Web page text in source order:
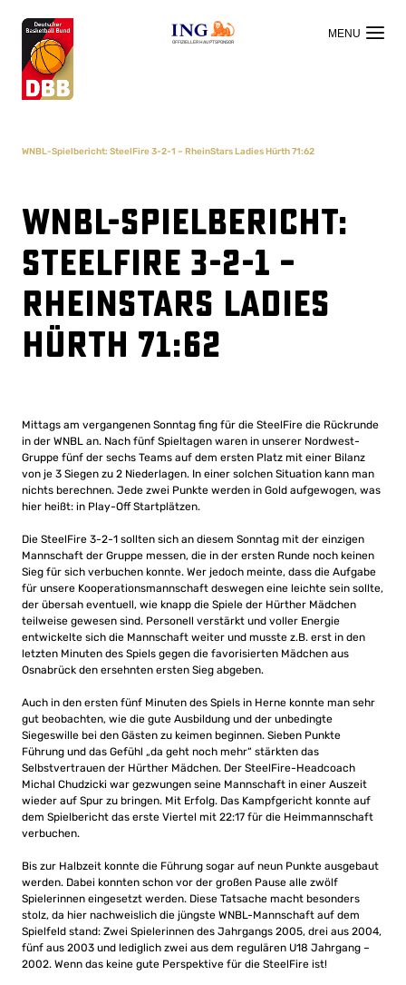
OFFIZIELLER HAUPTSPONSOR
WNBL-Spielbericht: SteelFire 3-2-1 – RheinStars Ladies Hürth 71:62
WNBL-Spielbericht:
SteelFire 3-2-1 –
RheinStars Ladies
Hürth 71:62
Mittags am vergangenen Sonntag fing für die SteelFire die Rückrunde
in der WNBL an. Nach fünf Spieltagen waren in unserer Nordwest-
Gruppe fünf der sechs Teams auf dem ersten Platz mit einer Bilanz
von je 3 Siegen zu 2 Niederlagen. In einer solchen Situation kann man
nichts berechnen. Jede zwei Punkte werden in Gold aufgewogen, was
hier heißt: in Play-Off Startplätzen.
Die SteelFire 3-2-1 sollten sich an diesem Sonntag mit der einzigen
Mannschaft der Gruppe messen, die in der ersten Runde noch keinen
Sieg für sich verbuchen konnte. Wer jedoch meinte, dass die Aufgabe
für unsere Kooperationsmannschaft deswegen eine leichte sein sollte,
der übersah eventuell, wie knapp die Spiele der Hürther Mädchen
teilweise gewesen sind. Personell verstärkt und voller Energie
entwickelte sich die Mannschaft weiter und musste z.B. erst in den
letzten Minuten des Spiels gegen die favorisierten Mädchen aus
Osnabrück den ersehnten ersten Sieg abgeben.
Auch in den ersten fünf Minuten des Spiels in Herne konnte man sehr
gut beobachten, wie die gute Ausbildung und der unbedingte
Siegeswille bei den Gästen zu keimen beginnen. Sieben Punkte
Führung und das Gefühl „da geht noch mehr“ stärkten das
Selbstvertrauen der Hürther Mädchen. Der SteelFire-Headcoach
Michal Chudzicki war gezwungen seine Mannschaft in einer Auszeit
wieder auf Spur zu bringen. Mit Erfolg. Das Kampfgericht konnte auf
dem Spielbericht das erste Viertel mit 22:17 für die Heimmannschaft
verbuchen.
Bis zur Halbzeit konnte die Führung sogar auf neun Punkte ausgebaut
werden. Dabei konnten schon vor der großen Pause alle zwölf
Spielerinnen eingesetzt werden. Diese Tatsache macht besonders
stolz, da hier nachweislich die jüngste WNBL-Mannschaft auf dem
Spielfeld stand: Zwei Spielerinnen des Jahrgangs 2005, drei aus 2004,
fünf aus 2003 und lediglich zwei aus dem regulären U18 Jahrgang –
2002. Wenn das keine gute Perspektive für die SteelFire ist!